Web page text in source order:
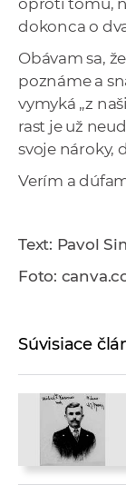
oproti tomu,
dokonca o
Obávam sa,
poznáme a
vymyká „z
rast je už
svoje nároky,
Verím a
Text: Pavol
Foto:
Súvisiace